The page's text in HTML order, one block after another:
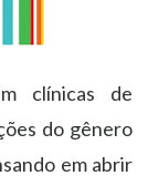
clínicas de
do gênero
em abrir